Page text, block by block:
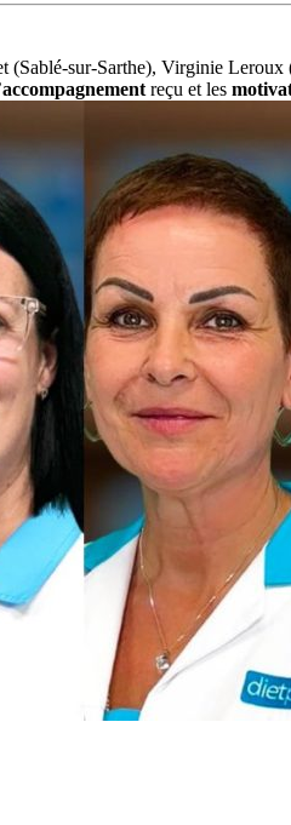
(Sablé-sur-Sarthe), Virginie
accompagnement reçu et les